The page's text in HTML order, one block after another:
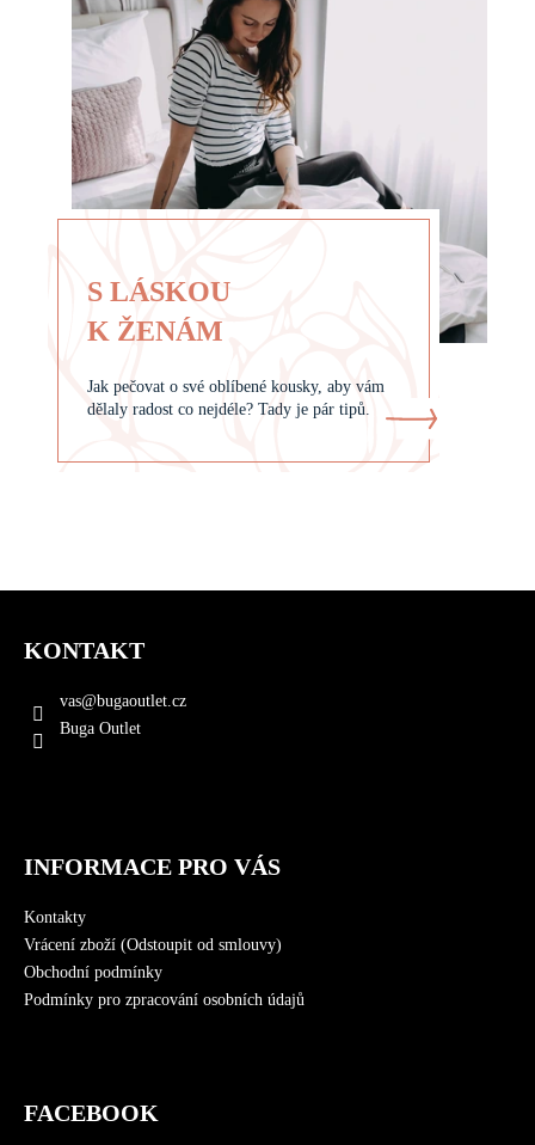
S LÁSKOU
K ŽENÁM
Jak pečovat o své oblíbené kousky, aby vám
dělaly radost co nejdéle? Tady je pár tipů.
KONTAKT
vas@bugaoutlet.cz
Buga Outlet
INFORMACE PRO VÁS
Kontakty
Vrácení zboží (Odstoupit od smlouvy)
Obchodní podmínky
Podmínky pro zpracování osobních údajů
FACEBOOK